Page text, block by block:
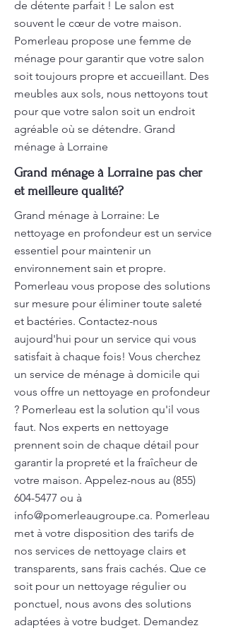
de détente parfait ! Le salon est
souvent le cœur de votre maison.
Pomerleau propose une femme de
ménage pour garantir que votre salon
soit toujours propre et accueillant. Des
meubles aux sols, nous nettoyons tout
pour que votre salon soit un endroit
agréable où se détendre. Grand
ménage à Lorraine
Grand ménage à Lorraine pas cher
et meilleure qualité?
Grand ménage à Lorraine: Le
nettoyage en profondeur est un service
essentiel pour maintenir un
environnement sain et propre.
Pomerleau vous propose des solutions
sur mesure pour éliminer toute saleté
et bactéries. Contactez-nous
aujourd'hui pour un service qui vous
satisfait à chaque fois! Vous cherchez
un service de ménage à domicile qui
vous offre un nettoyage en profondeur
? Pomerleau est la solution qu'il vous
faut. Nos experts en nettoyage
prennent soin de chaque détail pour
garantir la propreté et la fraîcheur de
votre maison. Appelez-nous au (855)
604-5477 ou à
info@pomerleaugroupe.ca. Pomerleau
met à votre disposition des tarifs de
nos services de nettoyage clairs et
transparents, sans frais cachés. Que ce
soit pour un nettoyage régulier ou
ponctuel, nous avons des solutions
adaptées à votre budget. Demandez